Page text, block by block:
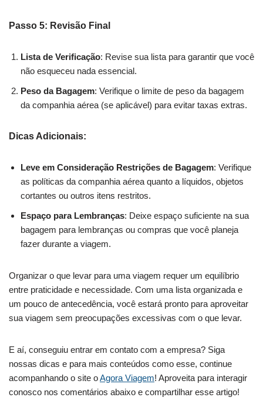
Passo 5: Revisão Final
Lista de Verificação: Revise sua lista para garantir que você
não esqueceu nada essencial.
Peso da Bagagem: Verifique o limite de peso da bagagem
da companhia aérea (se aplicável) para evitar taxas extras.
Dicas Adicionais:
Leve em Consideração Restrições de Bagagem: Verifique
as políticas da companhia aérea quanto a líquidos, objetos
cortantes ou outros itens restritos.
Espaço para Lembranças: Deixe espaço suficiente na sua
bagagem para lembranças ou compras que você planeja
fazer durante a viagem.
Organizar o que levar para uma viagem requer um equilíbrio
entre praticidade e necessidade. Com uma lista organizada e
um pouco de antecedência, você estará pronto para aproveitar
sua viagem sem preocupações excessivas com o que levar.
E aí, conseguiu entrar em contato com a empresa? Siga
nossas dicas e para mais conteúdos como esse, continue
acompanhando o site oAgora Viagem! Aproveita para interagir
conosco nos comentários abaixo e compartilhar esse artigo!